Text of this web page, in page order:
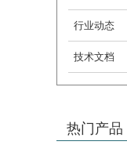
行业动态
技术文档
热门产品